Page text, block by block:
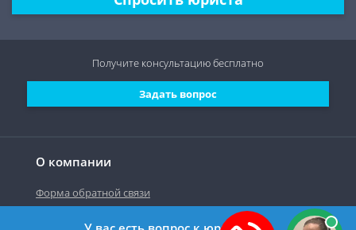
О компании
Форма обратной связи
Задать вопрос
Получите консультациюбесплатно